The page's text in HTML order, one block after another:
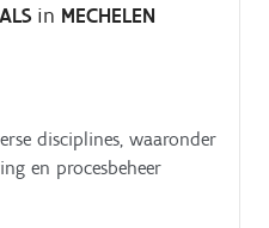
in MECHELEN
disciplines, waaronder
en procesbeheer